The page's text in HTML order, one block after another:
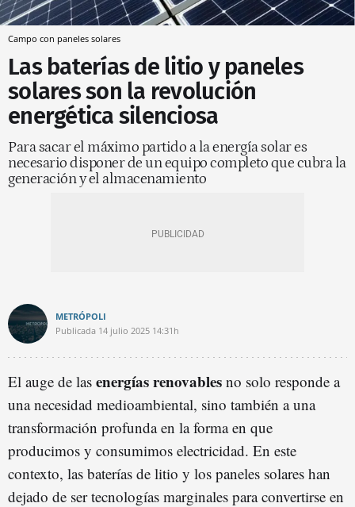
Campo con paneles solares
Las baterías de litio y paneles
solares son la revolución
energética silenciosa
Para sacar el máximo partido a la energía solar es
necesario disponer de un equipo completo que cubra la
generación y el almacenamiento
METRÓPOLI
Publicada 14 julio 2025 14:31h
El auge de las energías renovables no solo responde a
una necesidad medioambiental, sino también a una
transformación profunda en la forma en que
producimos y consumimos electricidad. En este
contexto, las baterías de litio y los paneles solares han
dejado de ser tecnologías marginales para convertirse en